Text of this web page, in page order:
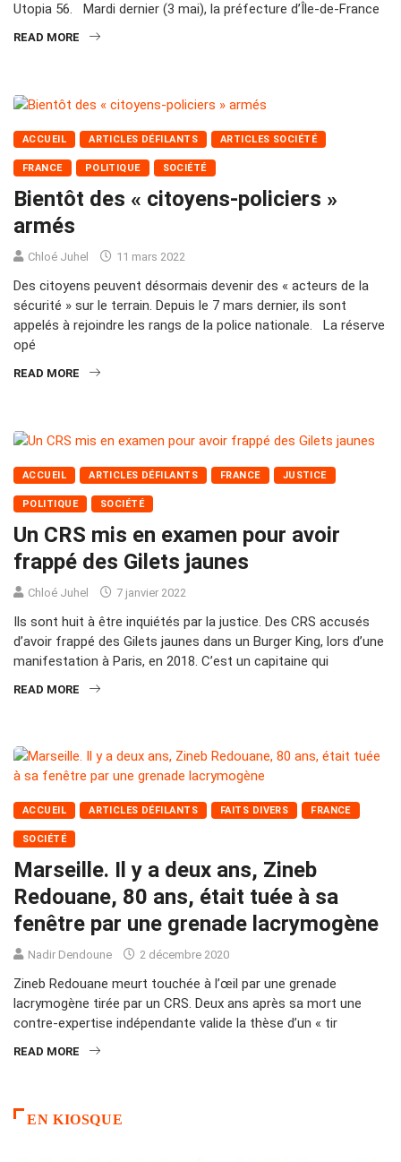
Utopia 56. Mardi dernier (3 mai), la préfecture d’Île-de-France
READ MORE
ACCUEIL ARTICLES DÉFILANTS ARTICLES SOCIÉTÉ
FRANCE POLITIQUE SOCIÉTÉ
Bientôt des « citoyens-policiers »
armés
Chloé Juhel 11 mars 2022
Des citoyens peuvent désormais devenir des « acteurs de la
sécurité » sur le terrain. Depuis le 7 mars dernier, ils sont
appelés à rejoindre les rangs de la police nationale. La réserve
opé
READ MORE
ACCUEIL ARTICLES DÉFILANTS FRANCE JUSTICE
POLITIQUE SOCIÉTÉ
Un CRS mis en examen pour avoir
frappé des Gilets jaunes
Chloé Juhel 7 janvier 2022
Ils sont huit à être inquiétés par la justice. Des CRS accusés
d’avoir frappé des Gilets jaunes dans un Burger King, lors d’une
manifestation à Paris, en 2018. C’est un capitaine qui
READ MORE
ACCUEIL ARTICLES DÉFILANTS FAITS DIVERS FRANCE
SOCIÉTÉ
Marseille. Il y a deux ans, Zineb
Redouane, 80 ans, était tuée à sa
fenêtre par une grenade lacrymogène
Nadir Dendoune 2 décembre 2020
Zineb Redouane meurt touchée à l’œil par une grenade
lacrymogène tirée par un CRS. Deux ans après sa mort une
contre-expertise indépendante valide la thèse d’un « tir
READ MORE
EN KIOSQUE